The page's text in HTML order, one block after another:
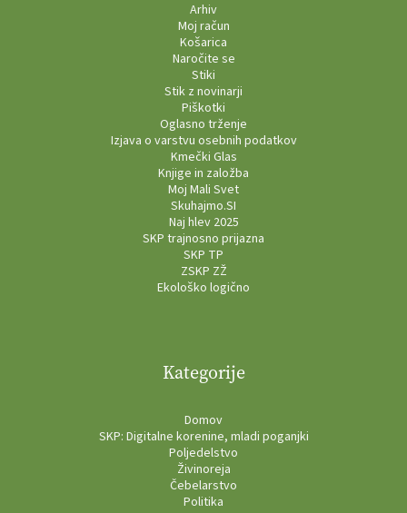
Arhiv
Moj račun
Košarica
Naročite se
Stiki
Stik z novinarji
Piškotki
Oglasno trženje
Izjava o varstvu osebnih podatkov
Kmečki Glas
Knjige in založba
Moj Mali Svet
Skuhajmo.SI
Naj hlev 2025
SKP trajnosno prijazna
SKP TP
ZSKP ZŽ
Ekološko logično
Kategorije
Domov
SKP: Digitalne korenine, mladi poganjki
Poljedelstvo
Živinoreja
Čebelarstvo
Politika